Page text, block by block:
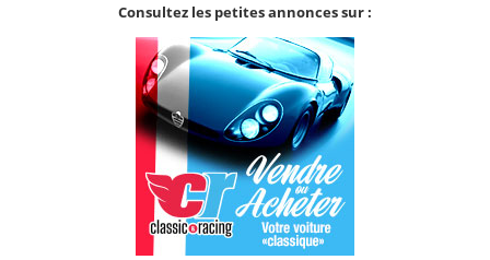
Consultez les petites annonces sur :